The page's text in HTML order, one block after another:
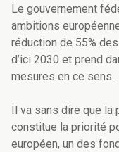
Le gouvernement
ambitions
réduction de 55%
d’ici 2030 et prend
mesures en ce sens.
Il va sans dire que
constitue la priorité
européen, un des